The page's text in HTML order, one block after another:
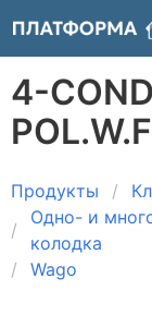
4-
Продукты
Одно- и
колодка
Wago